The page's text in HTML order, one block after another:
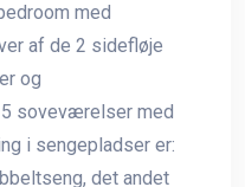
med
af de 2 sidefløje
og
soveværelser med
i sengepladser er:
det andet